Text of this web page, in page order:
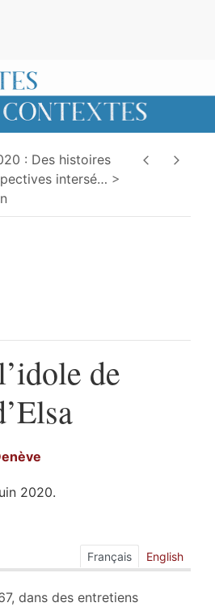
: Des histoires
intersé…
de
2020.
Français English
dans des entretiens